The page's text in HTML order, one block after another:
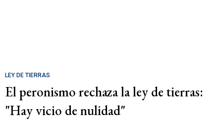
LEY DE TIERRAS
El peronismo rechaza la ley de tierras:
"Hay vicio de nulidad"